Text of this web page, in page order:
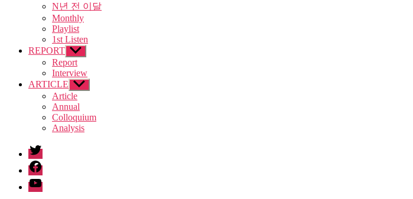
N년 전 이달
Monthly
Playlist
1st Listen
REPORT Show
sub
menu
Report
Interview
ARTICLE Show
sub
menu
Article
Annual
Colloquium
Analysis
twitter
facebook
Youtube